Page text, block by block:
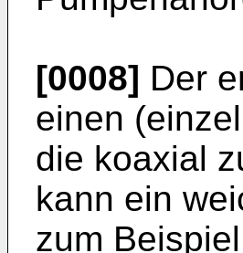
[0008] Der
einen
die koaxial
kann ein
zum